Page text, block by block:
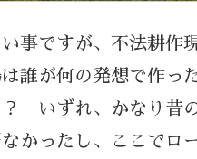
事ですが、不法耕作
は誰が何の発想で作
？ いずれ、かなり昔
かったし、ここでロ